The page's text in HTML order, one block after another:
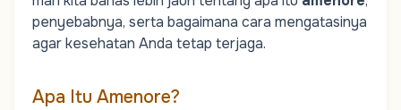
penyebabnya, serta bagaimana cara mengatasinya
agar kesehatan Anda tetap terjaga.
Apa Itu Amenore?